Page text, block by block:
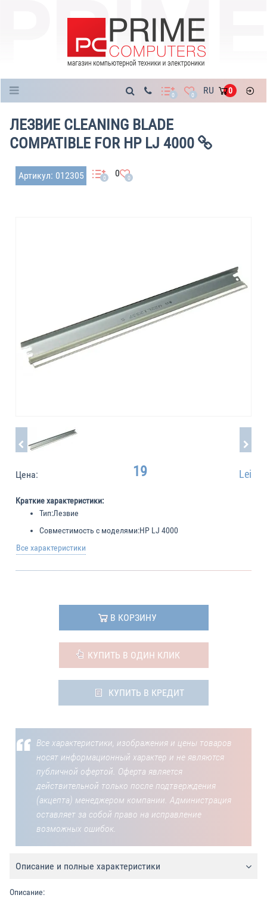
0 0 RU 0
ЛЕЗВИЕ CLEANING BLADE
COMPATIBLE FOR HP LJ 4000
Артикул: 012305 0 0 0
Цена: 19 Lei
Краткие характеристики:
Тип:Лезвие
Совместимость с моделями:HP LJ 4000
Все характеристики
В КОРЗИНУ
КУПИТЬ В ОДИН КЛИК
КУПИТЬ В КРЕДИТ
Все характеристики, изображения и цены товаров
носят информационный характер и не являются
публичной офертой. Оферта является
действительной только после подтверждения
(акцепта) менеджером компании. Администрация
оставляет за собой право на исправление
возможных ошибок.
Описание и полные характеристики
Описание: